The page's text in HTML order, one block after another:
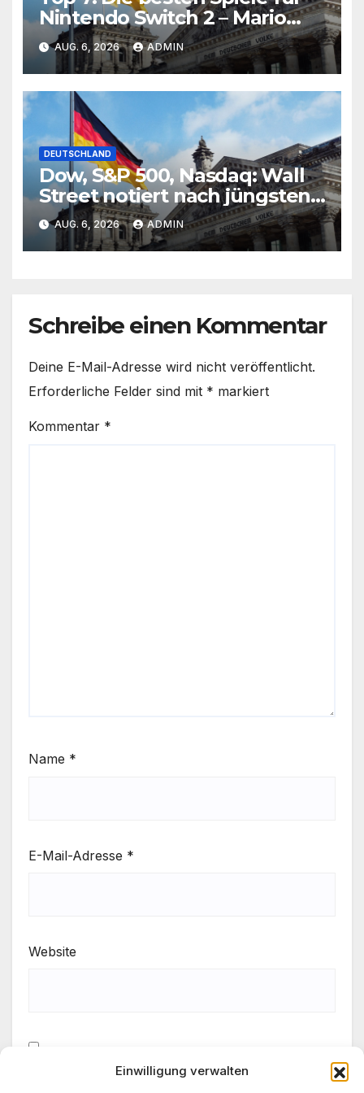
Einwilligung verwalten
Nintendo Switch 2 – Mario
Kart World ist Testsieger
AUG. 6, 2026 ADMIN
DEUTSCHLAND
Dow, S&P 500, Nasdaq: Wall
Street notiert nach jüngsten
Rekorden uneinheitlich –
Deutliche Gewinne bei
Edelmetallen
AUG. 6, 2026 ADMIN
Schreibe einen Kommentar
Deine E-Mail-Adresse wird nicht veröffentlicht.
Erforderliche Felder sind mit * markiert
Kommentar *
Name *
E-Mail-Adresse *
Website
Meinen Namen, meine E-Mail-Adresse und meine